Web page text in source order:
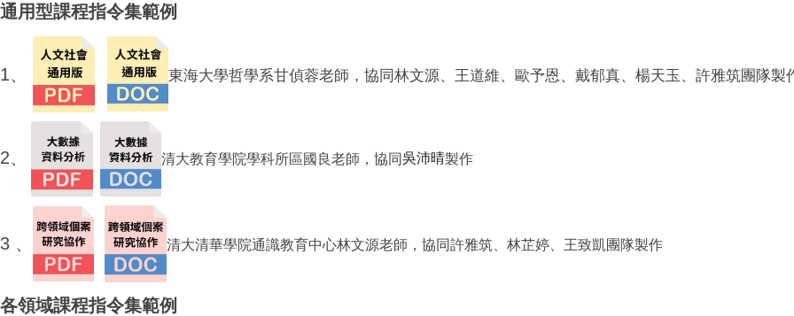
通用型課程指令集範例
1、 東海大學哲學系甘偵蓉老師，協同林文源、王道維、歐予恩、戴郁真、楊天玉、許雅筑團隊製
2、 清大教育學院學科所區國良老師，協同吳沛晴製作
3 、 清大清華學院通識教育中心林文源老師 ，協同許雅筑、林芷婷、王致凱團隊製作
各領域課程指令集範例